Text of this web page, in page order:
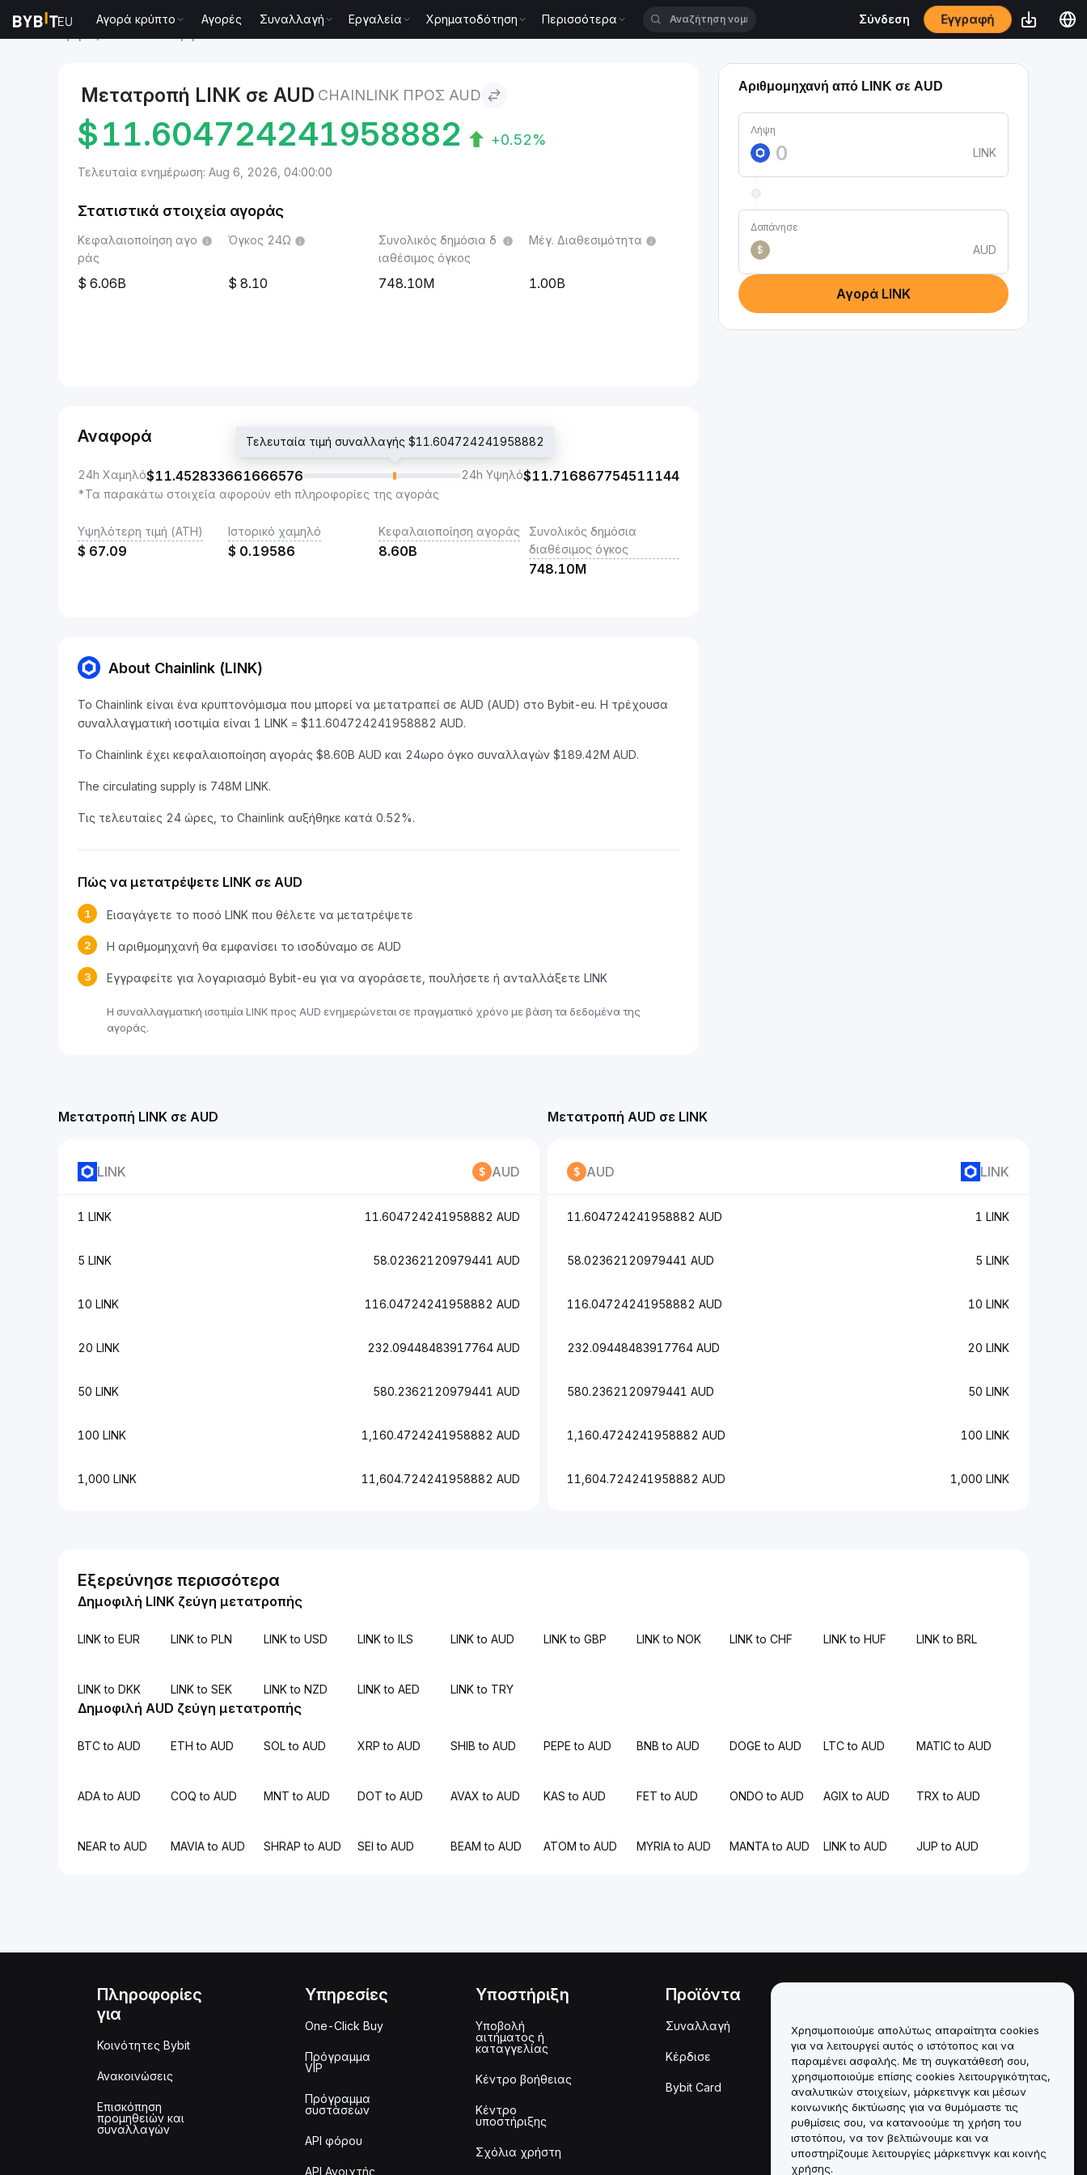
Αγορά κρύπτο Αγορές Συναλλαγή Εργαλεία Χρηματοδότηση Περισσότερα Σύνδεση Εγγραφή
Μετατροπή LINK σε AUD CHAINLINK ΠΡΟΣ AUD
$11.604724241958882 +0.52%
Τελευταία ενημέρωση: Aug 6, 2026, 04:00:00
Στατιστικά στοιχεία αγοράς
Κεφαλαιοποίηση αγο
ράς
6.06B
Όγκος 24Ω
8.10
Συνολικός δημόσια δ
ιαθέσιμος όγκος
748.10M
Μέγ. Διαθεσιμότητα
1.00B
Αναφορά
24h Χαμηλό$11.452833661666576
Τελευταία τιμή συναλλαγής $11.604724241958882
24h Υψηλό$11.716867754511144
*Τα παρακάτω στοιχεία αφορούν eth πληροφορίες της αγοράς
Υψηλότερη τιμή (ATH)
$ 67.09
Ιστορικό χαμηλό
$ 0.19586
Κεφαλαιοποίηση αγοράς
8.60B
Συνολικός δημόσια
διαθέσιμος όγκος
748.10M
About Chainlink (LINK)
Το Chainlink είναι ένα κρυπτονόμισμα που μπορεί να μετατραπεί σε AUD (AUD) στο Bybit-eu. Η τρέχουσα
συναλλαγματική ισοτιμία είναι 1 LINK = $11.604724241958882 AUD.
Το Chainlink έχει κεφαλαιοποίηση αγοράς $8.60B AUD και 24ωρο όγκο συναλλαγών $189.42M AUD.
The circulating supply is 748M LINK.
Τις τελευταίες 24 ώρες, το Chainlink αυξήθηκε κατά 0.52%.
Πώς να μετατρέψετε LINK σε AUD
1 Εισαγάγετε το ποσό LINK που θέλετε να μετατρέψετε
2 Η αριθμομηχανή θα εμφανίσει το ισοδύναμο σε AUD
3 Εγγραφείτε για λογαριασμό Bybit-eu για να αγοράσετε, πουλήσετε ή ανταλλάξετε LINK
Η συναλλαγματική ισοτιμία LINK προς AUD ενημερώνεται σε πραγματικό χρόνο με βάση τα δεδομένα της
αγοράς.
Αριθμομηχανή από LINK σε AUD
Λήψη
LINK
Δαπάνησε
$
AUD
Αγορά LINK
Μετατροπή LINK σε AUD
LINK AUD
1 LINK 11.604724241958882 AUD
5 LINK 58.02362120979441 AUD
10 LINK 116.04724241958882 AUD
20 LINK 232.09448483917764 AUD
50 LINK 580.2362120979441 AUD
100 LINK 1,160.4724241958882 AUD
1,000 LINK 11,604.724241958882 AUD
Μετατροπή AUD σε LINK
AUD LINK
11.604724241958882 AUD 1 LINK
58.02362120979441 AUD 5 LINK
116.04724241958882 AUD 10 LINK
232.09448483917764 AUD 20 LINK
580.2362120979441 AUD 50 LINK
1,160.4724241958882 AUD 100 LINK
11,604.724241958882 AUD 1,000 LINK
Εξερεύνησε περισσότερα
Δημοφιλή LINK ζεύγη μετατροπής
LINK to EUR LINK to PLN LINK to USD LINK to ILS LINK to AUD LINK to GBP LINK to NOK LINK to CHF LINK to HUF LINK to BRL
LINK to DKK LINK to SEK LINK to NZD LINK to AED LINK to TRY
Δημοφιλή AUD ζεύγη μετατροπής
BTC to AUD ETH to AUD SOL to AUD XRP to AUD SHIB to AUD PEPE to AUD BNB to AUD DOGE to AUD LTC to AUD MATIC to AUD
ADA to AUD COQ to AUD MNT to AUD DOT to AUD AVAX to AUD KAS to AUD FET to AUD ONDO to AUD AGIX to AUD TRX to AUD
NEAR to AUD MAVIA to AUD SHRAP to AUD SEI to AUD BEAM to AUD ATOM to AUD MYRIA to AUD MANTA to AUD LINK to AUD JUP to AUD
Πληροφορίες
για
Κοινότητες Bybit
Ανακοινώσεις
Επισκόπηση
προμηθειών και
συναλλαγών
Υπηρεσίες
One-Click Buy
Πρόγραμμα
VIP
Πρόγραμμα
συστάσεων
API φόρου
API Ανοιχτής
Υποστήριξη
Υποβολή
αιτήματος ή
καταγγελίας
Κέντρο βοήθειας
Κέντρο
υποστήριξης
Σχόλια χρήστη
Προϊόντα
Συναλλαγή
Κέρδισε
Bybit Card
Πολιτική σύγκρουσης
συμφερόντων
Σύνοψη της Πολιτικής
Θεματοφυλακής και
Διαχείρισης
Πληροφορίες ESG
Crypto-Asset White Papers
Χρησιμοποιούμε απολύτως απαραίτητα cookies
για να λειτουργεί αυτός ο ιστότοπος και να
παραμένει ασφαλής. Με τη συγκατάθεσή σου,
χρησιμοποιούμε επίσης cookies λειτουργικότητας,
αναλυτικών στοιχείων, μάρκετινγκ και μέσων
κοινωνικής δικτύωσης για να θυμόμαστε τις
ρυθμίσεις σου, να κατανοούμε τη χρήση του
ιστοτόπου, να τον βελτιώνουμε και να
υποστηρίζουμε λειτουργίες μάρκετινγκ και κοινής
χρήσης.